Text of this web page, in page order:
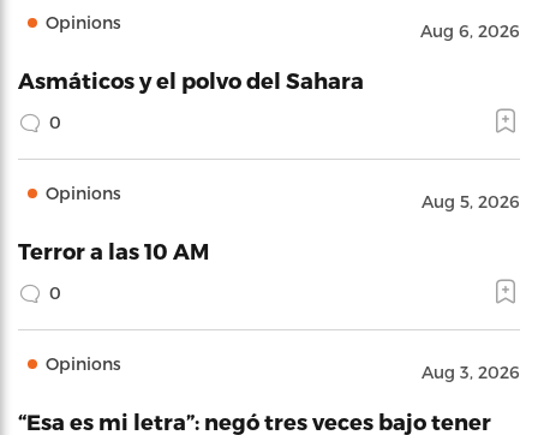
Opinions Aug 6, 2026
Asmáticos y el polvo del Sahara
0
Opinions Aug 5, 2026
Terror a las 10 AM
0
Opinions Aug 3, 2026
“Esa es mi letra”: negó tres veces bajo tener